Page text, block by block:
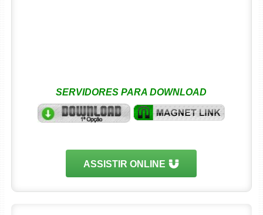
SERVIDORES PARA DOWNLOAD
ASSISTIR ONLINE